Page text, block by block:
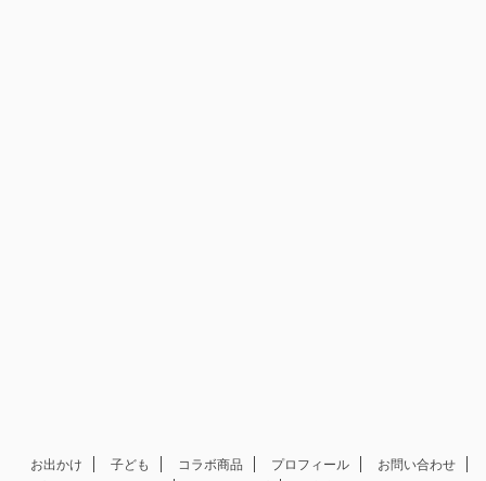
お出かけ 子ども コラボ商品 プロフィール
お問い合わせ